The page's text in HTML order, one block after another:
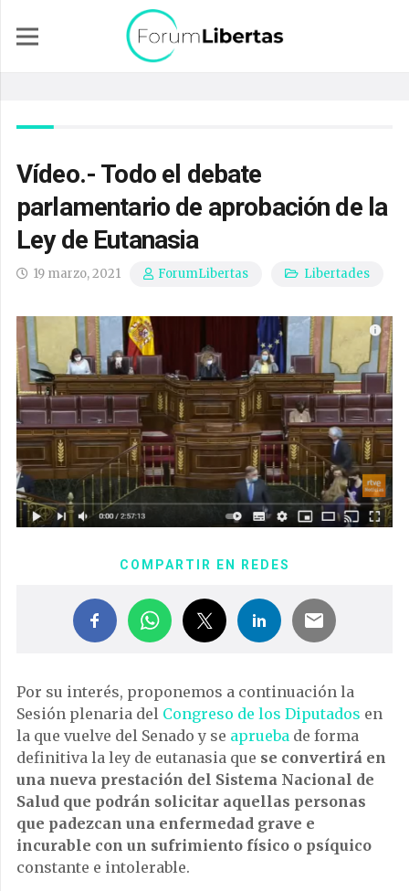
Vídeo.- Todo el debate
parlamentario de aprobación de la
Ley de Eutanasia
19 marzo, 2021 ForumLibertas Libertades
COMPARTIR EN REDES
Por su interés, proponemos a continuación la
Sesión plenaria del Congreso de los Diputados en
la que vuelve del Senado y se aprueba de forma
definitiva la ley de eutanasia que se convertirá en
una nueva prestación del Sistema Nacional de
Salud que podrán solicitar aquellas personas
que padezcan una enfermedad grave e
incurable con un sufrimiento físico o psíquico
constante e intolerable.